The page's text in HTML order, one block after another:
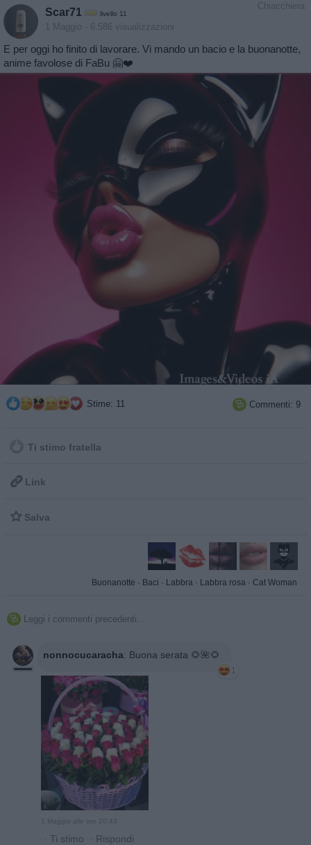
Chiacchiera
Scar71 livello 11
1 Maggio - 6.586 visualizzazioni
E per oggi ho finito di lavorare. Vi mando un bacio e la buonanotte,
anime favolose di FaBu 🤗❤️
Stime: 11  Commenti: 9
Ti stimo fratella
 Link
 Salva
Buonanotte · Baci · Labbra · Labbra rosa · Cat Woman
 Leggi i commenti precedenti...
nonnocucaracha: Buona serata 🌻🌺🌻
1
1 Maggio alle ore 20:43
· Ti stimo · Rispondi